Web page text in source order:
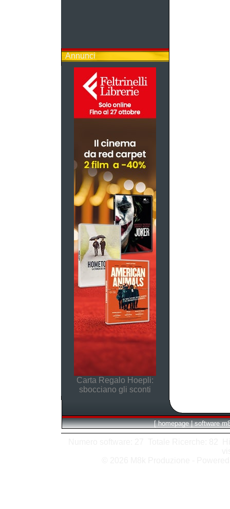
Annunci
Carta Regalo Hoepli:
sbocciano gli sconti
[ homepage | software